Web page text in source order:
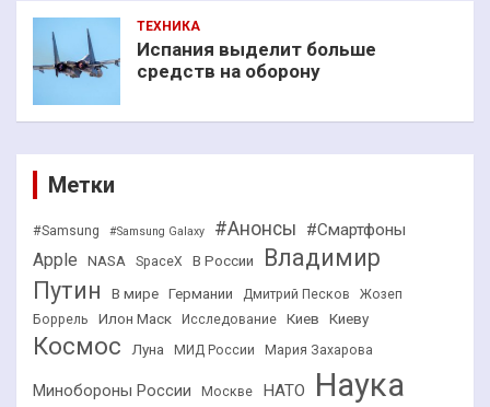
ТЕХНИКА
Испания выделит больше
средств на оборону
Метки
#Samsung #Samsung Galaxy #Анонсы #Смартфоны
Apple NASA SpaceX В России
Владимир
Путин
В мире Германии Дмитрий Песков
Жозеп
Боррель
Илон Маск Исследование Киев Киеву
Космос Луна МИД России Мария Захарова
Минобороны России Москве НАТО Наука